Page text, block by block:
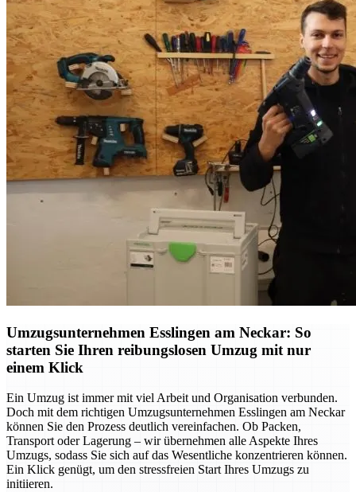
Umzugsunternehmen Esslingen am Neckar: So
starten Sie Ihren reibungslosen Umzug mit nur
einem Klick
Ein Umzug ist immer mit viel Arbeit und Organisation verbunden.
Doch mit dem richtigen Umzugsunternehmen Esslingen am Neckar
können Sie den Prozess deutlich vereinfachen. Ob Packen,
Transport oder Lagerung – wir übernehmen alle Aspekte Ihres
Umzugs, sodass Sie sich auf das Wesentliche konzentrieren können.
Ein Klick genügt, um den stressfreien Start Ihres Umzugs zu
initiieren.